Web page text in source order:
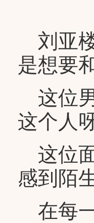
刘亚
是想要
这位
这个人
这位
感到陌
在每